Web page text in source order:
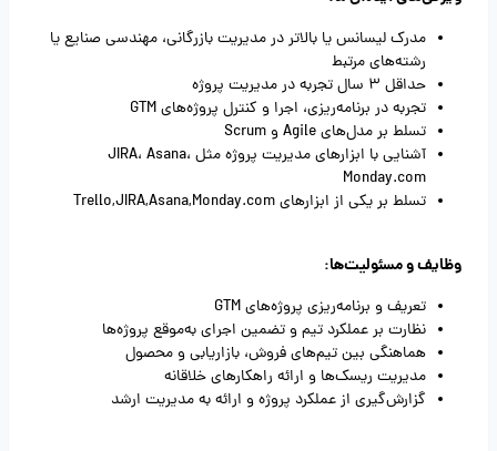
مدرک لیسانس یا بالاتر در مدیریت بازرگانی، مهندسی صنایع یا
رشته‌های مرتبط
حداقل 3 سال تجربه در مدیریت پروژه
تجربه در برنامه‌ریزی، اجرا و کنترل پروژه‌های GTM
تسلط بر مدل‌های Agile و Scrum
آشنایی با ابزارهای مدیریت پروژه مثل JIRA، Asana،
Monday.com
تسلط بر یکی از ابزارهای Trello,JIRA,Asana,Monday.com
وظایف و مسئولیت‌ها:
تعریف و برنامه‌ریزی پروژه‌های GTM
نظارت بر عملکرد تیم و تضمین اجرای به‌موقع پروژه‌ها
هماهنگی بین تیم‌های فروش، بازاریابی و محصول
مدیریت ریسک‌ها و ارائه راهکارهای خلاقانه
گزارش‌گیری از عملکرد پروژه و ارائه به مدیریت ارشد